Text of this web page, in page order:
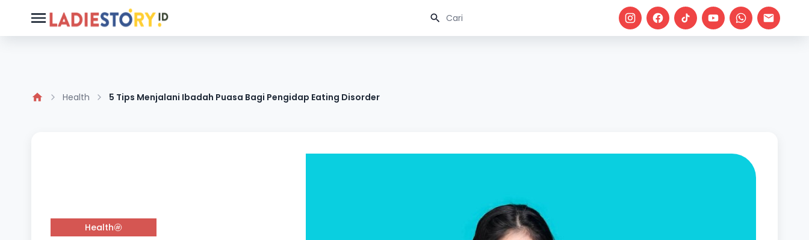
Health 5 Tips Menjalani Ibadah Puasa Bagi Pengidap Eating Disorder
Health